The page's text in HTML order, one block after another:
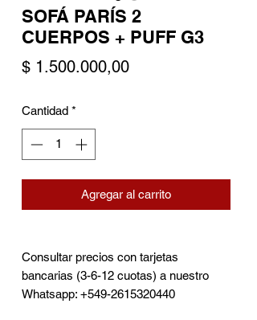
SOFÁ PARÍS 2
CUERPOS + PUFF G3
$ 1.500.000,00Precio
Cantidad *
Agregar al carrito
Consultar precios con tarjetas
bancarias (3-6-12 cuotas) a nuestro
Whatsapp: +549-2615320440